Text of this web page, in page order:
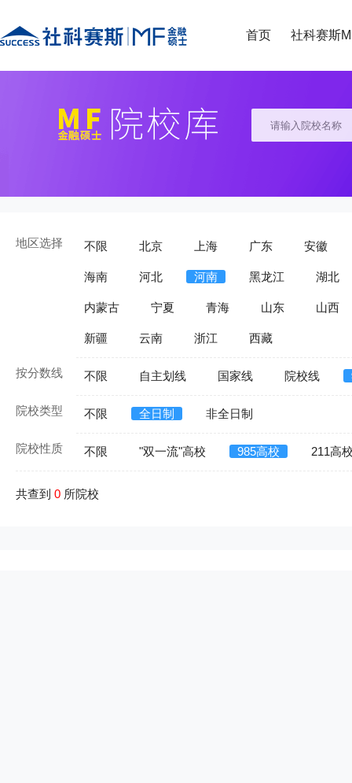
首页 社科赛斯
地区选择 不限 北京 上海 广东 安徽
海南 河北 河南 黑龙江 湖北
内蒙古 宁夏 青海 山东 山西
新疆 云南 浙江 西藏
按分数线 不限 自主划线 国家线 院校线
院校类型 不限 全日制 非全日制
院校性质 不限 "双一流"高校 985高校 211高
共查到 0 所院校